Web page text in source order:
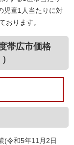
児童1人当たりに対
おります。
帯広市価格
(令和5年11月2日